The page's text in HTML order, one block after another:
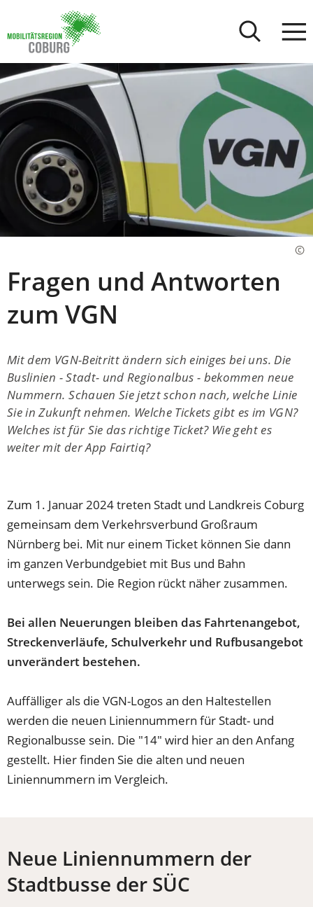
INHALT ANSPRINGEN
Coburg
Fragen und Antworten
zum VGN
Mit dem VGN-Beitritt ändern sich einiges bei uns. Die
Buslinien - Stadt- und Regionalbus - bekommen neue
Nummern. Schauen Sie jetzt schon nach, welche Linie
Sie in Zukunft nehmen. Welche Tickets gibt es im VGN?
Welches ist für Sie das richtige Ticket? Wie geht es
weiter mit der App Fairtiq?
Zum 1. Januar 2024 treten Stadt und Landkreis Coburg
gemeinsam dem Verkehrsverbund Großraum
Nürnberg bei. Mit nur einem Ticket können Sie dann
im ganzen Verbundgebiet mit Bus und Bahn
unterwegs sein. Die Region rückt näher zusammen.
Bei allen Neuerungen bleiben das Fahrtenangebot,
Streckenverläufe, Schulverkehr und Rufbusangebot
unverändert bestehen.
Auffälliger als die VGN-Logos an den Haltestellen
werden die neuen Liniennummern für Stadt- und
Regionalbusse sein. Die "14" wird hier an den Anfang
gestellt. Hier finden Sie die alten und neuen
Liniennummern im Vergleich.
Neue Liniennummern der
Stadtbusse der SÜC